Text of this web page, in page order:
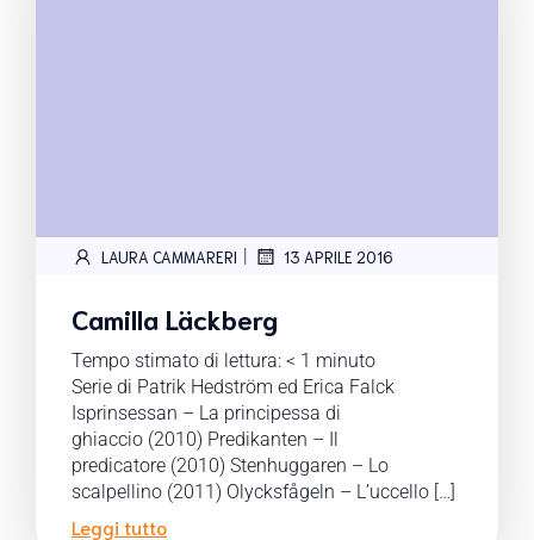
LAURA CAMMARERI | 13 APRILE 2016
Camilla Läckberg
Tempo stimato di lettura: < 1 minuto
Serie di Patrik Hedström ed Erica Falck
Isprinsessan – La principessa di
ghiaccio (2010) Predikanten – Il
predicatore (2010) Stenhuggaren – Lo
scalpellino (2011) Olycksfågeln – L’uccello […]
Leggi tutto